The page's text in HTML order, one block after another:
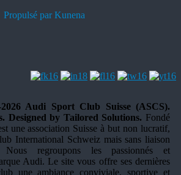
Propulsé parKunena
Audi Sport Club Suisse (ASCS).
Designed by Tailored Solutions. Fondé
une association Suisse à but non lucratif,
International Schweiz mais sans liaison
Nous regroupons les passionnés et
Audi. Le site vous offre ses dernières
une ambiance conviviale, sportive et